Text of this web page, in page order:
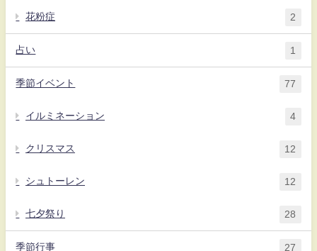
花粉症 2
占い 1
季節イベント 77
イルミネーション 4
クリスマス 12
シュトーレン 12
七夕祭り 28
季節行事 27